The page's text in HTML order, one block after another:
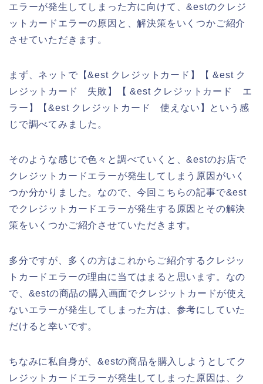
エラーが発生してしまった方に向けて、&estのクレジ
ットカードエラーの原因と、解決策をいくつかご紹介
させていただきます。
まず、ネットで【&est クレジットカード】【 &est ク
レジットカード 失敗】【 &est クレジットカード エ
ラー】【&est クレジットカード 使えない】という感
じで調べてみました。
そのような感じで色々と調べていくと、&estのお店で
クレジットカードエラーが発生してしまう原因がいく
つか分かりました。なので、今回こちらの記事で&est
でクレジットカードエラーが発生する原因とその解決
策をいくつかご紹介させていただきます。
多分ですが、多くの方はこれからご紹介するクレジッ
トカードエラーの理由に当てはまると思います。なの
で、&estの商品の購入画面でクレジットカードが使え
ないエラーが発生してしまった方は、参考にしていた
だけると幸いです。
ちなみに私自身が、&estの商品を購入しようとしてク
レジットカードエラーが発生してしまった原因は、ク